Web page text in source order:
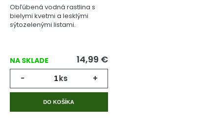
Obľúbená vodná rastlina s
bielymi kvetmi a lesklými
sýtozelenými listami.
NA SKLADE 14,99 €
- ks +
DO KOŠÍKA